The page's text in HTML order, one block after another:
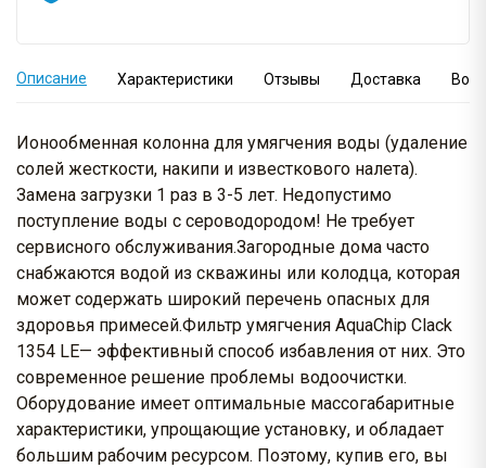
Описание Характеристики Отзывы Доставка
Ионообменная колонна для умягчения воды (удаление
солей жесткости, накипи и известкового налета).
Замена загрузки 1 раз в 3-5 лет. Недопустимо
поступление воды с сероводородом! Не требует
сервисного обслуживания.Загородные дома часто
снабжаются водой из скважины или колодца, которая
может содержать широкий перечень опасных для
здоровья примесей.Фильтр умягчения AquaChip Clack
1354 LE— эффективный способ избавления от них. Это
современное решение проблемы водоочистки.
Оборудование имеет оптимальные массогабаритные
характеристики, упрощающие установку, и обладает
большим рабочим ресурсом. Поэтому, купив его, вы